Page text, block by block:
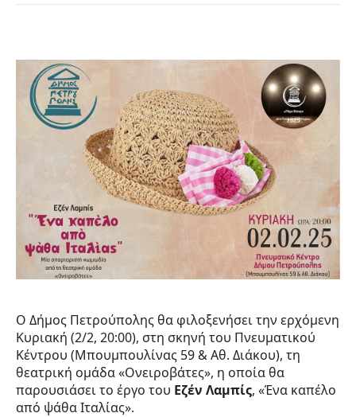
Ο Δήμος Πετρούπολης θα φιλοξενήσει την ερχόμενη
Κυριακή (2/2, 20:00), στη σκηνή του Πνευματικού
Κέντρου (Μπουμπουλίνας 59 & Αθ. Διάκου), τη
θεατρική ομάδα «Ονειροβάτες», η οποία θα
παρουσιάσει το έργο του Εζέν Λαμπίς, «Ένα καπέλο
από ψάθα Ιταλίας».